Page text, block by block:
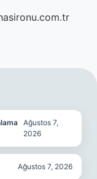
Ağustos 7,
2026
Ağustos 7, 2026